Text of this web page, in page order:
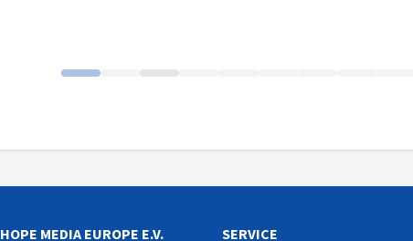
HOPE MEDIA EUROPE E.V. SERVICE